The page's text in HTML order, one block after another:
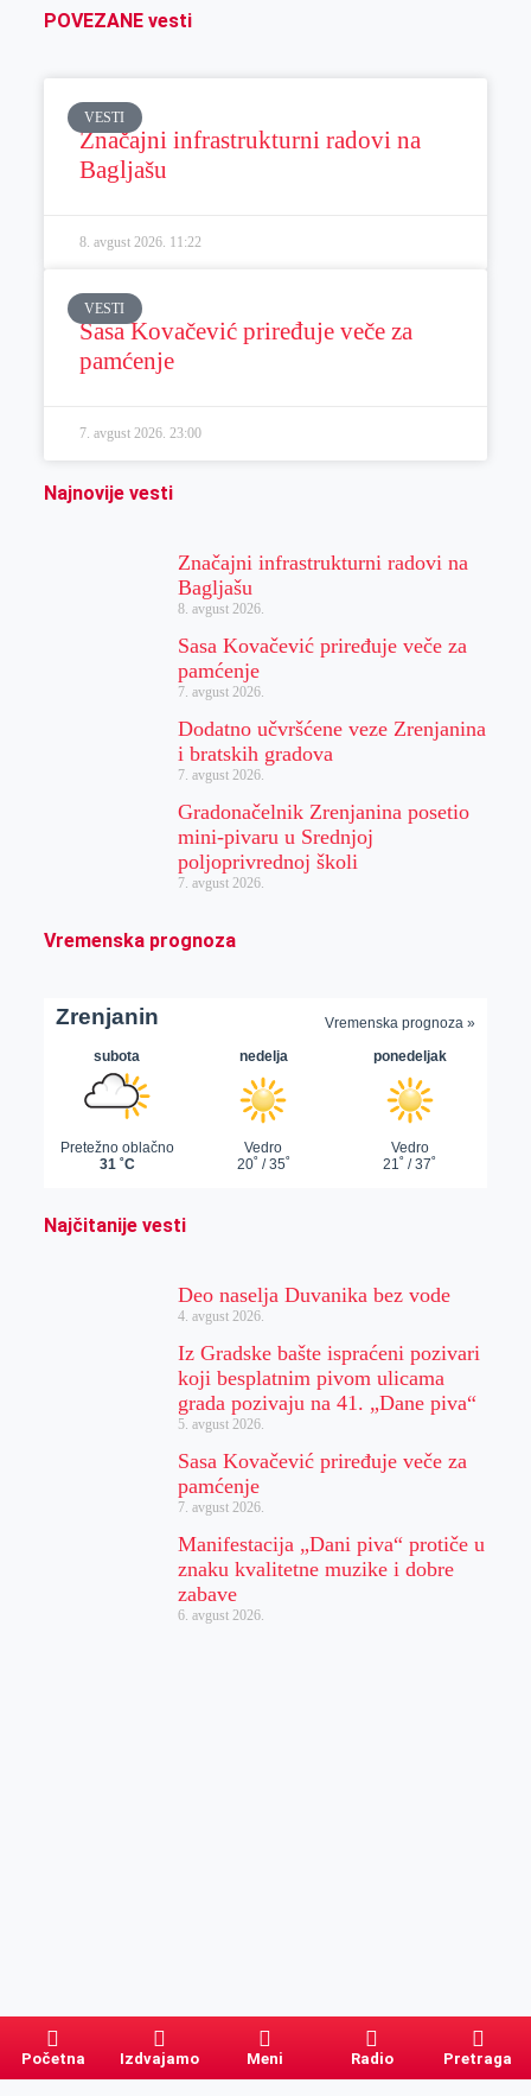
POVEZANE vesti
VESTI
Značajni infrastrukturni radovi na
Bagljašu
8. avgust 2026. 11:22
VESTI
Sasa Kovačević priređuje veče za
pamćenje
7. avgust 2026. 23:00
Najnovije vesti
Značajni infrastrukturni radovi na
Bagljašu
8. avgust 2026.
Sasa Kovačević priređuje veče za
pamćenje
7. avgust 2026.
Dodatno učvršćene veze Zrenjanina
i bratskih gradova
7. avgust 2026.
Gradonačelnik Zrenjanina posetio
mini-pivaru u Srednjoj
poljoprivrednoj školi
7. avgust 2026.
Vremenska prognoza
Najčitanije vesti
Deo naselja Duvanika bez vode
4. avgust 2026.
Iz Gradske bašte ispraćeni pozivari
koji besplatnim pivom ulicama
grada pozivaju na 41. „Dane piva“
5. avgust 2026.
Sasa Kovačević priređuje veče za
pamćenje
7. avgust 2026.
Manifestacija „Dani piva“ protiče u
znaku kvalitetne muzike i dobre
zabave
6. avgust 2026.
Početna Izdvajamo Meni Radio Pretraga